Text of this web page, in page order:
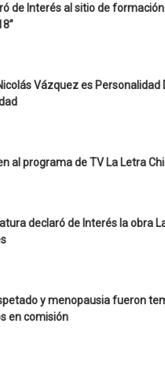
de Interés al sitio de
Vázquez es Personalidad
al programa de TV La Letra
declaró de Interés la obra
y menopausia fueron
en comisión